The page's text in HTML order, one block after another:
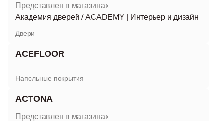
Представлен в магазинах
Академия дверей /ACADEMY | Интерьер и дизайн
Двери
ACEFLOOR
Напольные покрытия
ACTONA
Представлен в магазинах